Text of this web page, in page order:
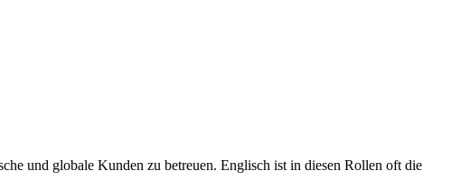
und globale Kunden zu betreuen. Englisch ist in diesen Rollen oft die